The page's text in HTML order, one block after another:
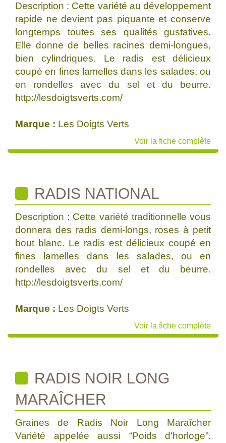
Description : Cette variété au développement
rapide ne devient pas piquante et conserve
longtemps toutes ses qualités gustatives.
Elle donne de belles racines demi-longues,
bien cylindriques. Le radis est délicieux
coupé en fines lamelles dans les salades, ou
en rondelles avec du sel et du beurre.
http://lesdoigtsverts.com/
Marque : Les Doigts Verts
Voir la fiche complète
RADIS NATIONAL
Description : Cette variété traditionnelle vous
donnera des radis demi-longs, roses à petit
bout blanc. Le radis est délicieux coupé en
fines lamelles dans les salades, ou en
rondelles avec du sel et du beurre.
http://lesdoigtsverts.com/
Marque : Les Doigts Verts
Voir la fiche complète
RADIS NOIR LONG
MARAÎCHER
Graines de Radis Noir Long Maraîcher
Variété appelée aussi “Poids d'horloge”.